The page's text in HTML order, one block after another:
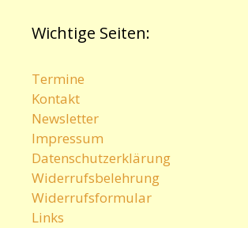
Wichtige Seiten:
Termine
Kontakt
Newsletter
Impressum
Datenschutzerklärung
Widerrufsbelehrung
Widerrufsformular
Links